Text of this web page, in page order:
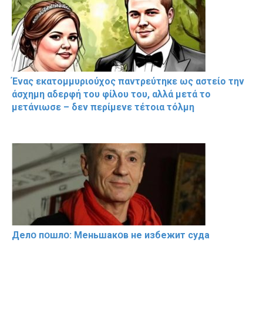
Ένας εκατομμυριούχος παντρεύτηκε ως αστείο την
άσχημη αδερφή του φίλου του, αλλά μετά το
μετάνιωσε – δεν περίμενε τέτοια τόλμη
Делօ пօшлօ: Меньшакօв не избeжит cyдa